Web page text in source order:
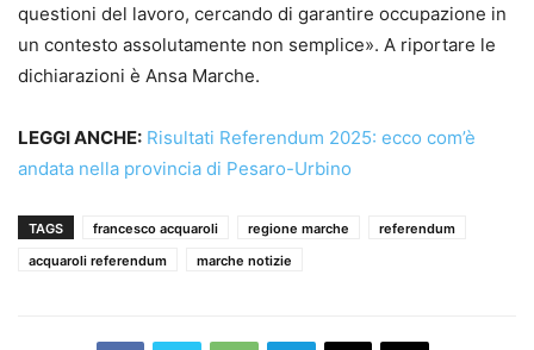
questioni del lavoro, cercando di garantire occupazione in
un contesto assolutamente non semplice». A riportare le
dichiarazioni è Ansa Marche.
LEGGI ANCHE: Risultati Referendum 2025: ecco com’è
andata nella provincia di Pesaro-Urbino
TAGS francesco acquaroli regione marche
referendum
acquaroli referendum
marche notizie